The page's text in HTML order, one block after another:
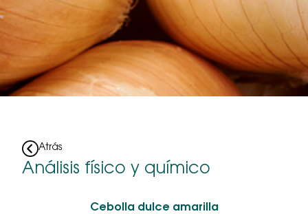
Atrás
Análisis físico y químico
Cebolla dulce amarilla